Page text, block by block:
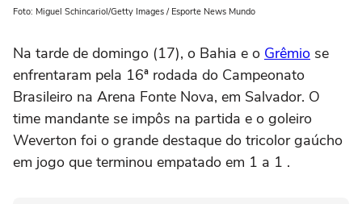
Foto: Miguel Schincariol/Getty Images / Esporte News Mundo
Na tarde de domingo (17), o Bahia e o Grêmio se
enfrentaram pela 16ª rodada do Campeonato
Brasileiro na Arena Fonte Nova, em Salvador. O
time mandante se impôs na partida e o goleiro
Weverton foi o grande destaque do tricolor gaúcho
em jogo que terminou empatado em 1 a 1 .